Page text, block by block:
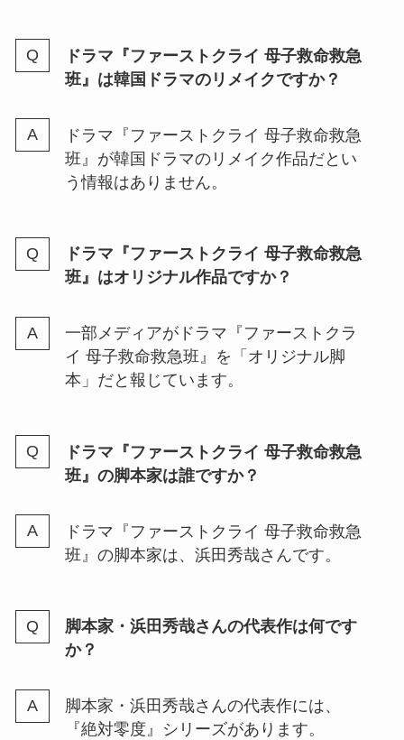
ドラマ『ファーストクライ 母子救命救急
班』は韓国ドラマのリメイクですか？
ドラマ『ファーストクライ 母子救命救急
班』が韓国ドラマのリメイク作品だとい
う情報はありません。
ドラマ『ファーストクライ 母子救命救急
班』はオリジナル作品ですか？
一部メディアがドラマ『ファーストクラ
イ 母子救命救急班』を「オリジナル脚
本」だと報じています。
ドラマ『ファーストクライ 母子救命救急
班』の脚本家は誰ですか？
ドラマ『ファーストクライ 母子救命救急
班』の脚本家は、浜田秀哉さんです。
脚本家・浜田秀哉さんの代表作は何です
か？
脚本家・浜田秀哉さんの代表作には、
『絶対零度』シリーズがあります。